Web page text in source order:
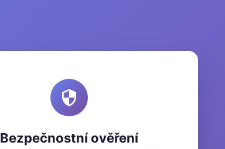
Bezpečnostní ověření